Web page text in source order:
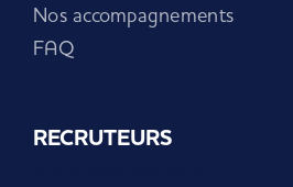
Nos accompagnements
FAQ
RECRUTEURS